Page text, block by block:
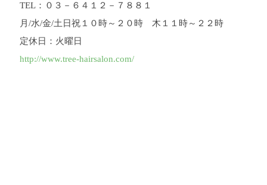
TEL：０３－６４１２－７８８１
月/水/金/土日祝１０時～２０時 木１１時～２２時
定休日：火曜日
http://www.tree-hairsalon.com/